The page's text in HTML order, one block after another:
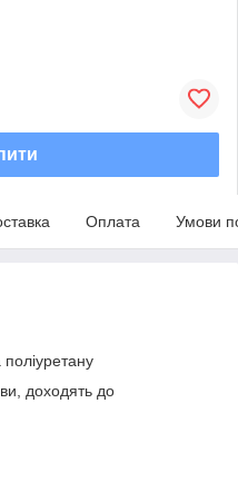
Оплата Умови
поліуретану
доходять до